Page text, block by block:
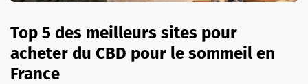
Top 5 des meilleurs sites pour
acheter du CBD pour le sommeil en
France